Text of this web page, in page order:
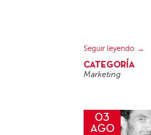
Seguir leyendo
CATEGORÍA
Marketing
03
AGO